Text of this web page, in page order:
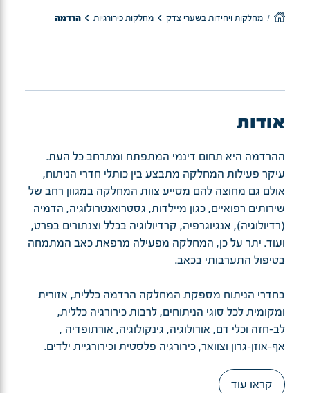
מחלקות ויחידות בשערי צדק מחלקות כירורגיות הרדמה
אודות
ההרדמה היא תחום דינמי המתפתח ומתרחב כל העת.
עיקר פעילות המחלקה מתבצע בין כותלי חדרי הניתוח,
אולם גם מחוצה להם מסייע צוות המחלקה במגוון רחב של
שירותים רפואיים, כגון מיילדות, גסטרואנטרולוגיה, הדמיה
(רדיולוגיה), אנגיוגרפיה, קרדיולוגיה בכלל וצנתורים בפרט,
ועוד. יתר על כן, המחלקה מפעילה מרפאת כאב המתמחה
בטיפול התערבותי בכאב.
בחדרי הניתוח מספקת המחלקה הרדמה כללית, אזורית
ומקומית לכל סוגי הניתוחים, לרבות כירורגיה כללית,
לב-חזה וכלי דם, אורולוגיה, גינקולוגיה, אורתופדיה ,
אף-אוזן-גרון וצוואר, כירורגיה פלסטית וכירורגיית ילדים.
קראו עוד